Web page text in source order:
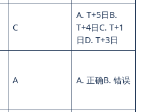
C
A. T+5日B.
T+4日C. T+1
日D. T+3日
A A. 正确B. 错误